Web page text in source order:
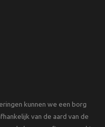
kunnen we een borg
van de aard van de